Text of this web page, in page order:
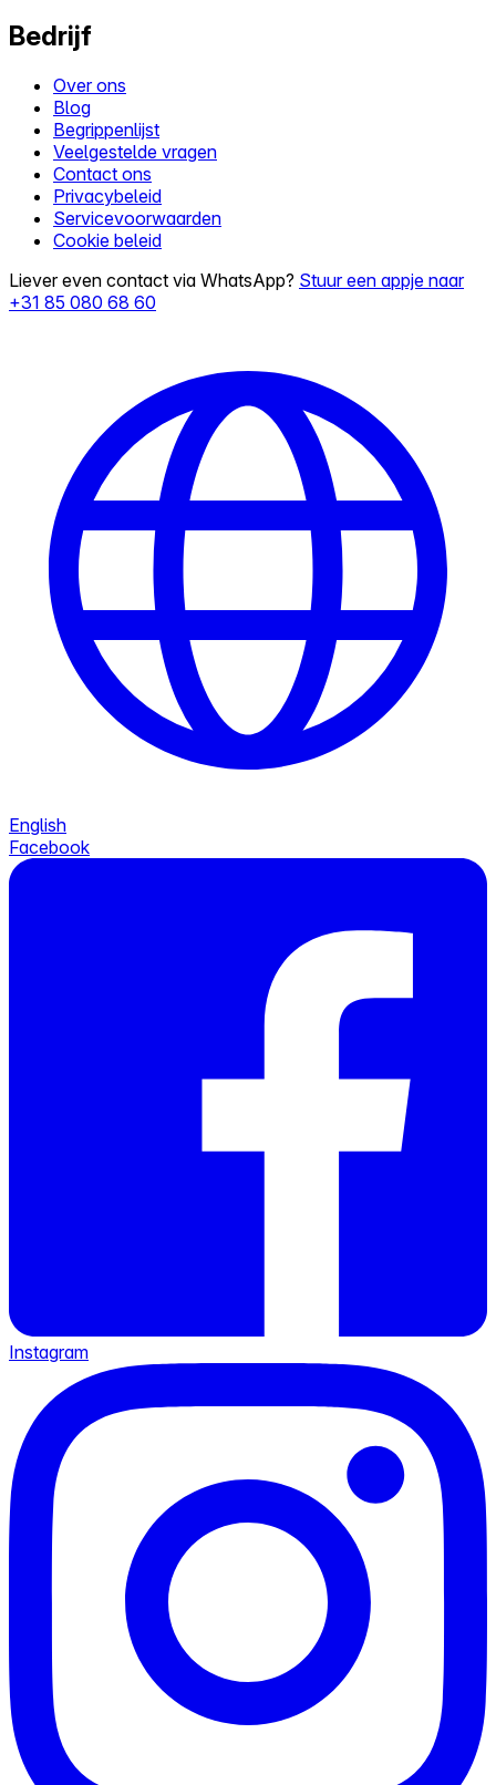
Bedrijf
Over ons
Blog
Begrippenlijst
Veelgestelde vragen
Contact ons
Privacybeleid
Servicevoorwaarden
Cookie beleid
Liever even contact via WhatsApp? Stuur een appje naar
+31 85 080 68 60
English
Facebook
Instagram